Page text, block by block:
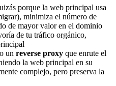
porque la web principal usa
minimiza el número de
de mayor valor en el dominio
de tu tráfico orgánico,
un reverse proxy que enrute el
la web principal en su
complejo, pero preserva la